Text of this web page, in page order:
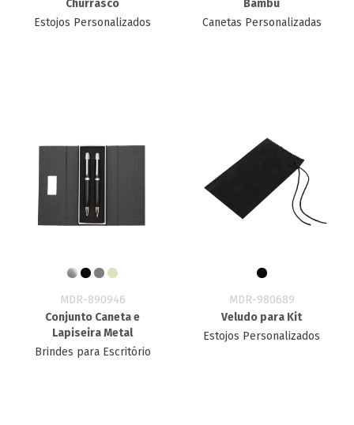
Churrasco
Estojos Personalizados
Bambu
Canetas Personalizadas
MDR-890946
Conjunto Caneta e
Lapiseira Metal
Brindes para Escritório
MDR-980689
Veludo para Kit
Estojos Personalizados